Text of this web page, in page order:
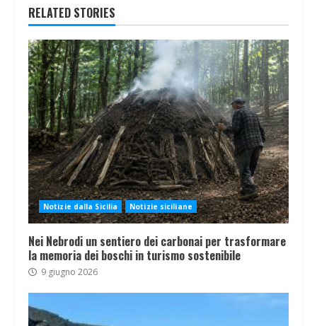
RELATED STORIES
Notizie dalla Sicilia Notizie siciliane
Nei Nebrodi un sentiero dei carbonai per trasformare
la memoria dei boschi in turismo sostenibile
9 giugno 2026